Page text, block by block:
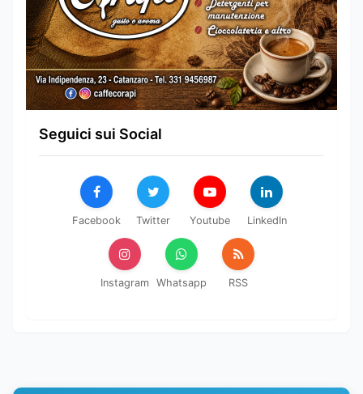
Seguici sui Social
Facebook Twitter Youtube LinkedIn
Instagram Whatsapp RSS